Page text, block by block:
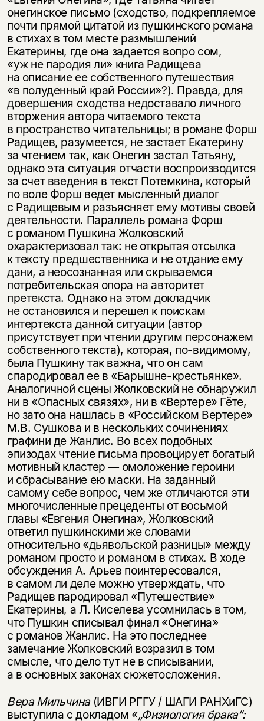
онегинское письмо (сходство, подкрепляемое
почти прямой цитатой из пушкинского романа
в стихах в том месте размышлений
Екатерины, где она задается вопро сом,
«уж не пародия ли» книга Радищева
на описание ее собственного путешествия
«в полуденный край России»?). Правда, для
довершения сходства недоставало личного
вторжения автора читаемого текста
в пространство читательницы; в романе Форш
Радищев, разумеется, не застает Екатерину
за чтением так, как Онегин застал Татьяну,
однако эта ситуация отчасти воспроизводится
за счет введения в текст Потемкина, который
по воле Форш ведет мысленный диалог
с Радищевым и разъясняет ему мотивы своей
деятельности. Параллель романа Форш
с романом Пушкина Жолковский
охарактеризовал так: не открытая отсылка
к тексту предшественника и не отдание ему
дани, а неосознанная или скрываемся
потребительская опора на авторитет
претекста. Однако на этом докладчик
не остановился и перешел к поискам
интертекста данной ситуации (автор
присутствует при чтении другим персонажем
собственного текста), которая, по-видимому,
была Пушкину так важна, что он сам
спародировал ее в «Барышне-крестьянке».
Аналогичной сцены Жолковский не обнаружил
ни в «Опасных связях», ни в «Вертере» Гёте,
но зато она нашлась в «Российском Вертере»
М.В. Сушкова и в нескольких сочинениях
графини де Жанлис. Во всех подобных
эпизодах чтение письма провоцирует богатый
мотивный кластер — омоложение героини
и сбрасывание ею маски. На заданный
самому себе вопрос, чем же отличаются эти
многочисленные прецеденты от восьмой
главы «Евгения Онегина», Жолковский
ответил пушкинскими же словами
относительно «дьявольской разницы» между
романом просто и романом в стихах. В ходе
обсуждения А. Арьев поинтересовался,
в самом ли деле можно утверждать, что
Радищев пародировал «Путешествие»
Екатерины, а Л. Киселева усомнилась в том,
что Пушкин списывал финал «Онегина»
с романов Жанлис. На это последнее
замечание Жолковский возразил в том
смысле, что дело тут не в списывании,
а в основных законах сюжетосложения.
Вера Мильчина (ИВГИ РГГУ / ШАГИ РАНХиГС)
выступила с докладом «„Физиология брака“: